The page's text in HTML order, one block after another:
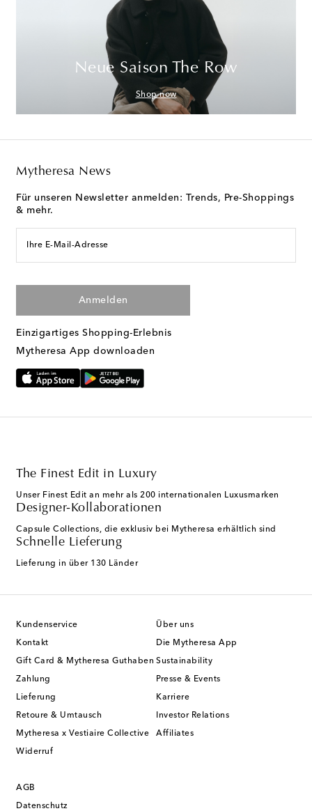
Neue Saison The Row
Shop now
Mytheresa News
Für unseren Newsletter anmelden: Trends, Pre-Shoppings
& mehr.
Ihre E-Mail-Adresse
Anmelden
Einzigartiges Shopping-Erlebnis
Mytheresa App downloaden
The Finest Edit in Luxury
Unser Finest Edit an mehr als 200 internationalen Luxusmarken
Designer-Kollaborationen
Capsule Collections, die exklusiv bei Mytheresa erhältlich sind
Schnelle Lieferung
Lieferung in über 130 Länder
Kundenservice
Kontakt
Gift Card & Mytheresa Guthaben
Zahlung
Lieferung
Retoure & Umtausch
Mytheresa x Vestiaire Collective
Widerruf
Über uns
Die Mytheresa App
Sustainability
Presse & Events
Karriere
Investor Relations
Affiliates
AGB
Datenschutz